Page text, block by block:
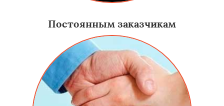
Постоянным заказчикам